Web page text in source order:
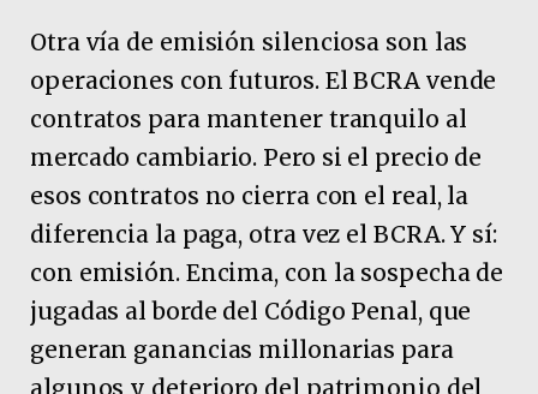
Otra vía de emisión silenciosa son las
operaciones con futuros. El BCRA vende
contratos para mantener tranquilo al
mercado cambiario. Pero si el precio de
esos contratos no cierra con el real, la
diferencia la paga, otra vez el BCRA. Y sí:
con emisión. Encima, con la sospecha de
jugadas al borde del Código Penal, que
generan ganancias millonarias para
algunos y deterioro del patrimonio del